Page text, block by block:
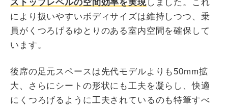
ストップレベルの空間効率を実現しました。これ
により扱いやすいボディサイズは維持しつつ、乗
員がくつろげるゆとりのある室内空間を確保して
います。
後席の足元スペースは先代モデルよりも50mm拡
大、さらにシートの形状にも工夫を凝らし、快適
にくつろげるように工夫されているのも特筆すべ